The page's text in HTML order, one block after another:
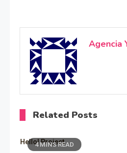
Agencia
Related Posts
4 MINS READ
Hello! Project